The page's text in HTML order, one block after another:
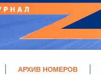
АРХИВ НОМЕРОВ